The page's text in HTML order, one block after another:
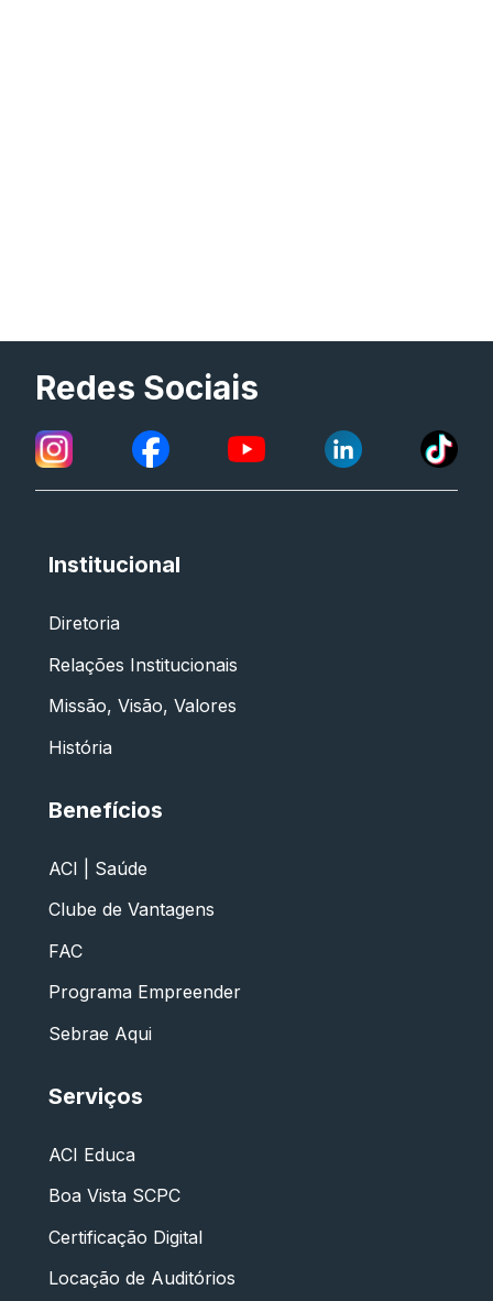
Redes Sociais
Institucional
Diretoria
Relações Institucionais
Missão, Visão, Valores
História
Benefícios
ACI | Saúde
Clube de Vantagens
FAC
Programa Empreender
Sebrae Aqui
Serviços
ACI Educa
Boa Vista SCPC
Certificação Digital
Locação de Auditórios